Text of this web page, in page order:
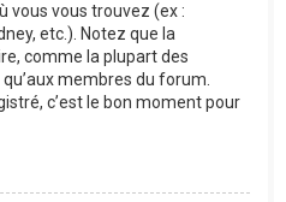
vous vous trouvez (ex :
etc.). Notez que la
comme la plupart des
membres du forum.
c’est le bon moment pour